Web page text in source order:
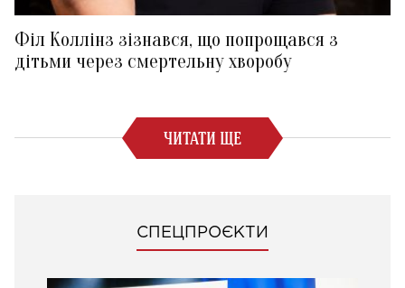
Філ Коллінз зізнався, що попрощався з
дітьми через смертельну хворобу
ЧИТАТИ ЩЕ
СПЕЦПРОЄКТИ